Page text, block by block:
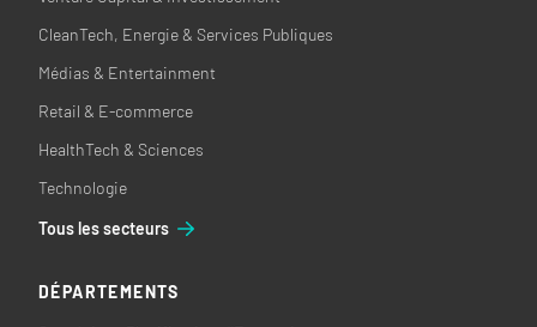
CleanTech, Energie & Services Publiques
Médias & Entertainment
Retail & E-commerce
HealthTech & Sciences
Technologie
Tous les secteurs
DÉPARTEMENTS